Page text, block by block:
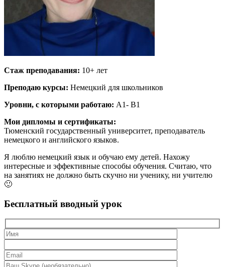
Стаж преподавания: 10+ лет
Преподаю курсы: Немецкий для школьников
Уровни, с которыми работаю: A1- B1
Мои дипломы и сертификаты:
Тюменский государственный университет, преподаватель
немецкого и английского языков.
Я люблю немецкий язык и обучаю ему детей. Нахожу
интересные и эффективные способы обучения. Считаю, что
на занятиях не должно быть скучно ни ученику, ни учителю
🙂
Бесплатный вводный урок